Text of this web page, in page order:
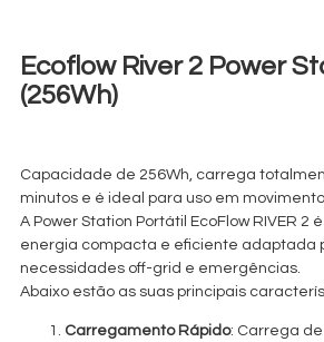
Ecoflow River 2 Power
(256Wh)
Capacidade de 256Wh, carrega
minutos e é ideal para uso em
A Power Station Portátil EcoFlow RIVER 2
energia compacta e eficiente adaptada
necessidades off-grid e emergências.
Abaixo estão as suas principais
Carregamento Rápido: Carrega